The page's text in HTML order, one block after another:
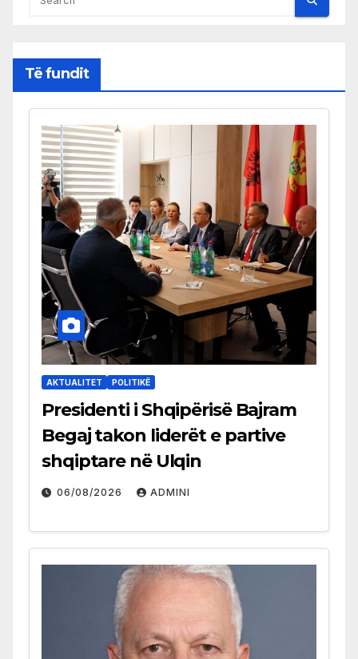
Të fundit
AKTUALITET POLITIKË
Presidenti i Shqipërisë Bajram
Begaj takon liderët e partive
shqiptare në Ulqin
06/08/2026 ADMINI